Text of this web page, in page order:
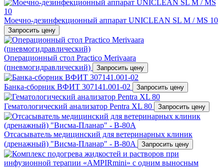
Mоечно-дезинфекционный аппарат UNICLEAN SL M / MS 10
Запросить цену
Операционный стол Practico Merivaara
(пневмогидравлический)
Запросить цену
Банка-сборник ВФИТ 307141.001-02 Запросить цену
Гематологический анализатор Pentra XL 80 Запросить цену
Отсасыватель медицинский для ветеринарных клиник
(дренажный) "Висма-Планар" - В-80A
Запросить цену